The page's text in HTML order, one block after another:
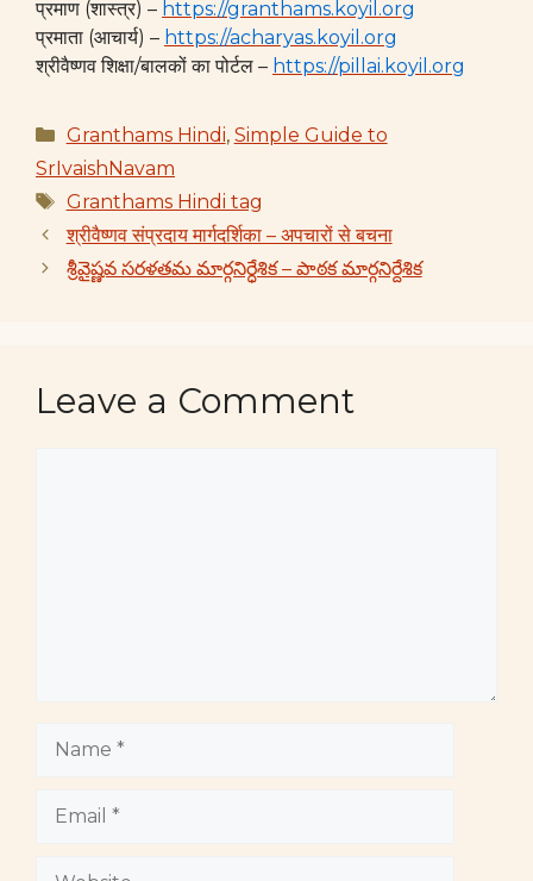
प्रमाण (शास्त्र) – https://granthams.koyil.org
प्रमाता (आचार्य) – https://acharyas.koyil.org
श्रीवैष्णव शिक्षा/बालकों का पोर्टल – https://pillai.koyil.org
Categories
Granthams Hindi, Simple Guide to
SrIvaishNavam
Tags
Granthams Hindi tag
श्रीवैष्णव संप्रदाय मार्गदर्शिका – अपचारों से बचना
శ్రీవైష్ణవ సరళతమ మార్గనిర్ధేశిక – పాఠక మార్గనిర్దేశిక
Leave a Comment
Website